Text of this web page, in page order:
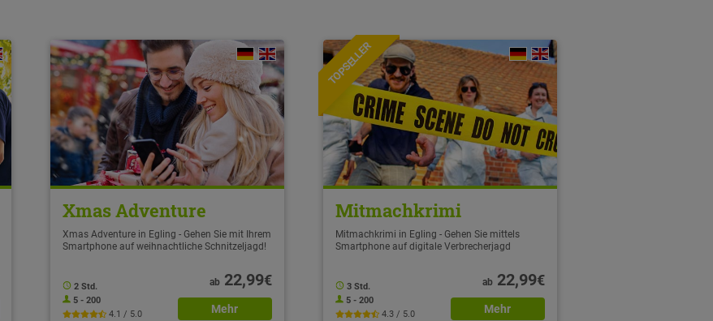
Xmas Adventure
Xmas Adventure in Egling - Gehen Sie mit Ihrem
Smartphone auf weihnachtliche Schnitzeljagd!
2 Std.
5 - 200
4.1 / 5.0
ab22,99€
Mehr
TOPSELLER
Mitmachkrimi
Mitmachkrimi in Egling - Gehen Sie mittels
Smartphone auf digitale Verbrecherjagd
3 Std.
5 - 200
4.3 / 5.0
ab22,99€
Mehr